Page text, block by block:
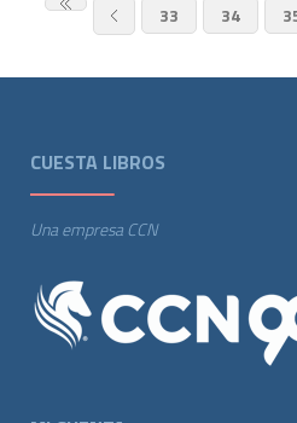
33 34
CUESTA LIBROS
Una empresa CCN